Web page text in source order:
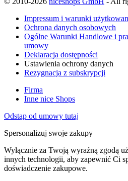
Impressum i warunki
Ochrona danych osobowych
Ogólne Warunki Handlowe i
umowy
Deklaracja dostępności
Ustawienia ochrony danych
Rezygnacja z subskrypcji
Firma
Inne nice Shops
Odstąp od umowy tutaj
Spersonalizuj swoje zakupy
Wyłącznie za Twoją wyraźną zgodą
innych technologii, aby zapewnić Ci
doświadczenie zakupowe.